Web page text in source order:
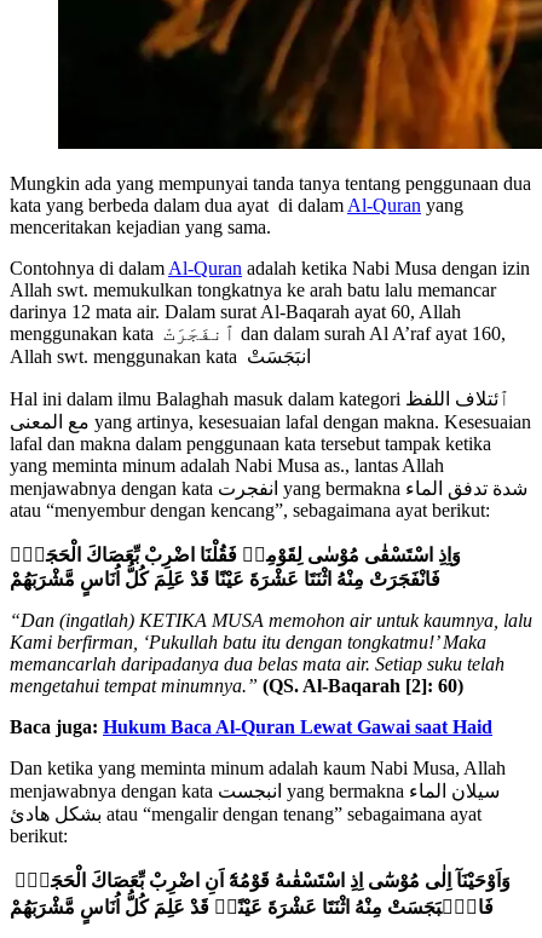
Mungkin ada yang mempunyai tanda tanya tentang penggunaan dua
kata yang berbeda dalam dua ayat di dalam Al-Quran yang
menceritakan kejadian yang sama.
Contohnya di dalam Al-Quran adalah ketika Nabi Musa dengan izin
Allah swt. memukulkan tongkatnya ke arah batu lalu memancar
darinya 12 mata air. Dalam surat Al-Baqarah ayat 60, Allah
menggunakan kata ٱنفَجَرَتْ dan dalam surah Al A’raf ayat 160,
Allah swt. menggunakan kata انبَجَسَتْ
Hal ini dalam ilmu Balaghah masuk dalam kategori ٱئتلاف اللفظ
مع المعنى yang artinya, kesesuaian lafal dengan makna. Kesesuaian
lafal dan makna dalam penggunaan kata tersebut tampak ketika
yang meminta minum adalah Nabi Musa as., lantas Allah
menjawabnya dengan kata انفجرت yang bermakna شدة تدفق الماء
atau “menyembur dengan kencang”, sebagaimana ayat berikut:
وَاِذِ اسْتَسْقٰى مُوْسٰى لِقَوْمِهٖ فَقُلْنَا اضْرِبْ بِّعَصَاكَ الْحَجَرَۗ
فَانْفَجَرَتْ مِنْهُ اثْنَتَا عَشْرَةَ عَيْنًا قَدْ عَلِمَ كُلُّ اُنَاسٍ مَّشْرَبَهُمْ
“Dan (ingatlah) KETIKA MUSA memohon air untuk kaumnya, lalu
Kami berfirman, ‘Pukullah batu itu dengan tongkatmu!’ Maka
memancarlah daripadanya dua belas mata air. Setiap suku telah
mengetahui tempat minumnya.” (QS. Al-Baqarah [2]: 60)
Baca juga: Hukum Baca Al-Quran Lewat Gawai saat Haid
Dan ketika yang meminta minum adalah kaum Nabi Musa, Allah
menjawabnya dengan kata انبجست yang bermakna سيلان الماء
بشكل هادئ atau “mengalir dengan tenang” sebagaimana ayat
berikut:
وَاَوْحَيْنَآ اِلٰى مُوْسٰٓى اِذِ اسْتَسْقٰىهُ قَوْمُهٗٓ اَنِ اضْرِبْ بِّعَصَاكَ الْحَجَرَۚ
فَانْۢبَجَسَتْ مِنْهُ اثْنَتَا عَشْرَةَ عَيْنًاۗ قَدْ عَلِمَ كُلُّ اُنَاسٍ مَّشْرَبَهُمْ